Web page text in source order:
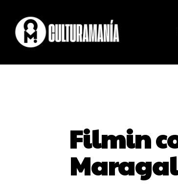
Filmin